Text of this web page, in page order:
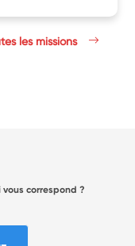
les missions
correspond ?